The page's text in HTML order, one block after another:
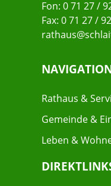
Fon: 0 71 27 /
Fax: 0 71 27 /
Rathaus &
Gemeinde &
Leben &